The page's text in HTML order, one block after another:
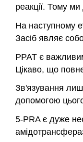
реакції. Тому
На наступному
Засіб являє
PPAT є
Цікаво, що
Зв'язування
допомогою
5-PRA є дуже